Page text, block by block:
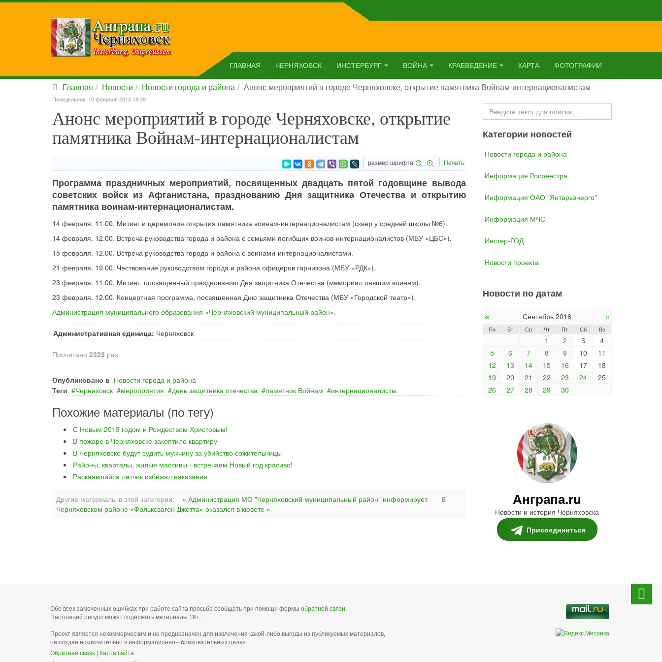
ГЛАВНАЯ ЧЕРНЯХОВСК ИНСТЕРБУРГ ВОЙНА КРАЕВЕДЕНИЕ КАРТА ФОТОГРАФИИ
Главная Новости Новости города и района Анонс мероприятий в городе Черняховске, открытие памятника Войнам-интернационалистам
Понедельник, 10 февраля 2014 18:39
Анонс мероприятий в городе Черняховске, открытие
памятника Войнам-интернационалистам
размер шрифта Печать
Программа праздничных мероприятий, посвященных двадцать пятой годовщине вывода
советских войск из Афганистана, празднованию Дня защитника Отечества и открытию
памятника воинам-интернационалистам.
14 февраля. 11.00. Митинг и церемония открытия памятника воинам-интернационалистам (сквер у средней школы №6).
14 февраля. 12.00. Встреча руководства города и района с семьями погибших воинов-интернационалистов (МБУ «ЦБС»).
15 февраля. 12.00. Встреча руководства города и района с воинами-интернационалистами.
21 февраля. 19.00. Чествование руководством города и района офицеров гарнизона (МБУ «РДК»).
23 февраля. 11.00. Митинг, посвященный празднованию Дня защитника Отечества (мемориал павшим воинам).
23 февраля. 12.00. Концертная программа, посвященная Дню защитника Отечества (МБУ «Городской театр»).
Администрация муниципального образования «Черняховский муниципальный район».
Административная единица: Черняховск
Прочитано 2323 раз
Опубликовано в Новости города и района
Теги
Черняховск мероприятия день защитника отечества памятник Войнам интернационалисты
Похожие материалы (по тегу)
С Новым 2019 годом и Рождеством Христовым!
В пожаре в Черняховске закоптило квартиру
В Черняховске будут судить мужчину за убийство сожительницы
Районы, кварталы, жилые массивы - встречаем Новый год красиво!
Раскаявшийся летчик избежал наказания
Другие материалы в этой категории: « Администрация МО "Черняховский муниципальный район" информирует
В
Черняховском районе «Фольксваген Джетта» оказался в кювете »
Искать...
Категории новостей
Новости города и района
Информация Росреестра
Информация ОАО "Янтарьэнерго"
Информация МЧС
Инстер-ГОД
Новости проекта
Новости по датам
« Сентябрь 2016 »
Пн Вт Ср Чт Пт Сб Вс
1 2 3
4
5
6 7 8 9 10
11
12
13 14 15 16 17
18
19
20 21 22 23 24
25
26
27 28 29 30
Анграпа.ru
Новости и история Черняховска
Присоединиться
Обо всех замеченных ошибках при работе сайта просьба сообщать при помощи формы обратной связи.
Настоящий ресурс может содержать материалы 18+.
Проект является некоммерческим и не предназначен для извлечения какой-либо выгоды из публикуемых материалов,
он создан исключительно в информационно-образовательных целях.
Обратная связь | Карта сайта